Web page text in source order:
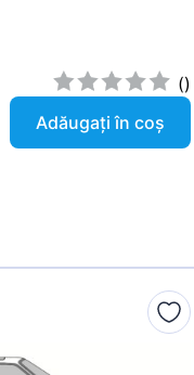
()
Adăugați în coș